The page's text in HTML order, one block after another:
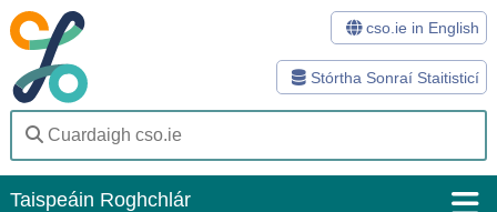
Stórtha Sonraí Staitisticí
cso.ie in English
Taispeáin Roghchlár